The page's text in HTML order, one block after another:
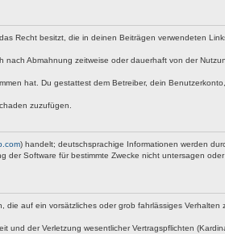
Recht besitzt, die in deinen Beiträgen verwendeten
Abmahnung zeitweise oder dauerhaft von der
hat. Du gestattest dem Betreiber, dein
zuzufügen.
) handelt; deutschsprachige Informationen werden
Software für bestimmte Zwecke nicht untersagen
auf ein vorsätzliches oder grob fahrlässiges Verhalten
der Verletzung wesentlicher Vertragspflichten